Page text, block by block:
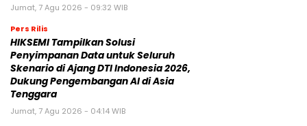
Jumat, 7 Agu 2026 - 09:32 WIB
Pers Rilis
HIKSEMI Tampilkan Solusi
Penyimpanan Data untuk Seluruh
Skenario di Ajang DTI Indonesia 2026,
Dukung Pengembangan AI di Asia
Tenggara
Jumat, 7 Agu 2026 - 04:14 WIB